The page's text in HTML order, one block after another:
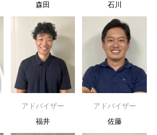
森田
石川
アドバイザー
福井
アドバイザー
佐藤